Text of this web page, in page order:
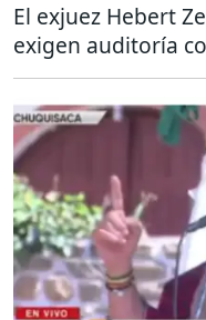
El exjuez Hebert
exigen auditoría